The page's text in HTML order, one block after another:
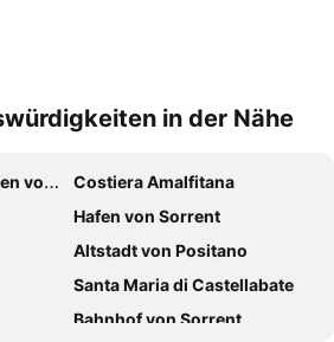
in der Nähe
Costiera Amalfitana
Hafen von Sorrent
Altstadt von Positano
Santa Maria di Castellabate
Bahnhof von Sorrent